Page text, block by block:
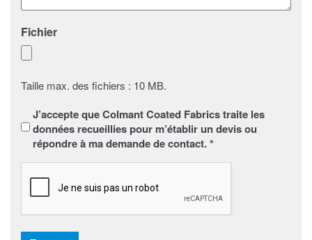
Fichier
Taille max. des fichiers : 10 MB.
Sans
titre*
J’accepte que Colmant Coated Fabrics traite les
données recueillies pour m’établir un devis ou
répondre à ma demande de contact. *
CAPTCHA